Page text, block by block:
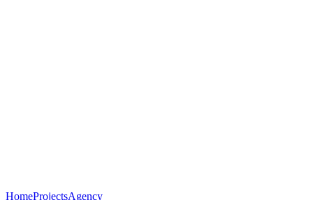
HomeProjectsAgency